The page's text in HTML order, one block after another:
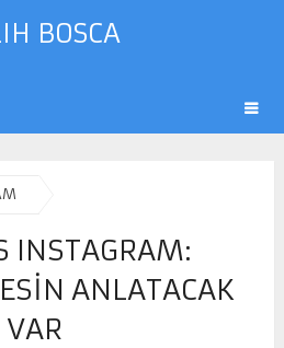
BOSCA
INSTAGRAM:
ANLATACAK